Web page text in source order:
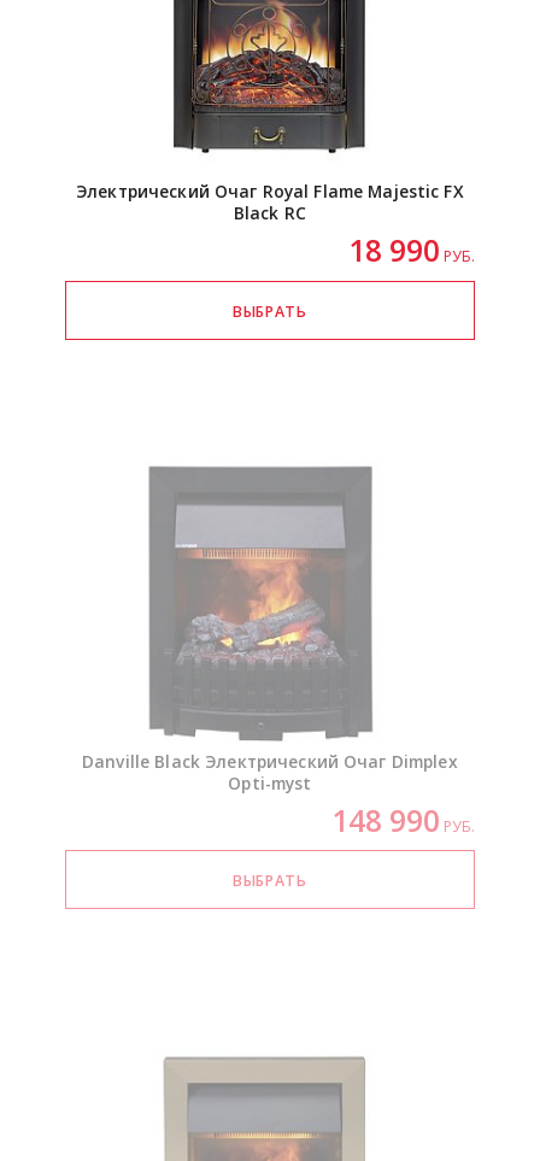
Электрический Очаг Royal Flame Majestic FX
Black RC
18 990 РУБ.
Danville Black Электрический Очаг Dimplex
Opti-myst
148 990 РУБ.